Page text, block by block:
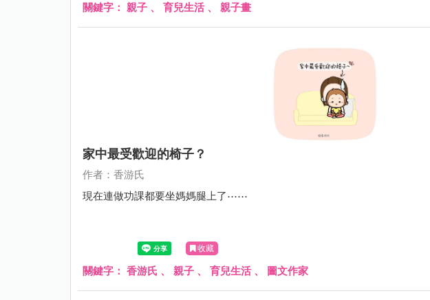
關鍵字： 親子 、 育兒生活、 親子畫
家中最受歡迎的椅子？
作者：香游氏
現在連做功課都要坐媽媽腿上了⋯⋯
收藏
關鍵字： 香游氏 、 親子 、 育兒生活、 圖文作家